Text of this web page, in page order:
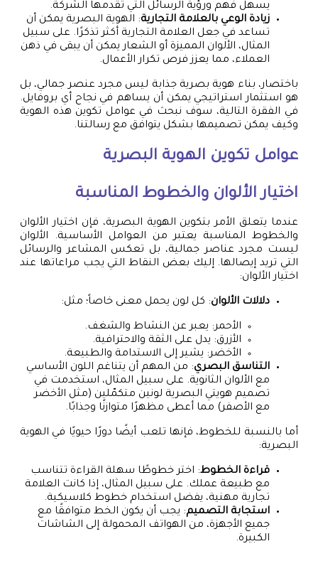
يسهل فهم ورؤية الرسائل التي تقدمها الشركة.
زيادة الوعي بالعلامة التجارية: الهوية البصرية يمكن أن
تساعد في جعل العلامة التجارية أكثر تذكرًا. على سبيل
المثال، الألوان المميزة أو الشعار يمكن أن يبقى في ذهن
العملاء، مما يعزز فرص تكرار الأعمال.
باختصار، بناء هوية بصرية جذابة ليس مجرد عنصر جمالي، بل
هو استثمار استراتيجي يمكن أن يساهم في نجاح أي بروفايل.
في الفقرة التالية، سوف نبحث في عوامل تكوين هذه الهوية
وكيف يمكن تصميمها بشكل يتوافق مع رسالتنا.
عوامل تكوين الهوية البصرية
اختيار الألوان والخطوط المناسبة
عندما يتعلق الأمر بتكوين الهوية البصرية، فإن اختيار الألوان
والخطوط المناسبة يعتبر من العوامل الأساسية. الألوان
ليست مجرد عناصر جمالية، بل تعكس المشاعر والرسائل
التي تريد إيصالها. إليك بعض النقاط التي يجب مراعاتها عند
اختيار الألوان:
دلالات الألوان: كل لون يحمل معنى خاصاً؛ مثل:
الأحمر: يعبر عن النشاط والشغف.
الأزرق: يدل على الثقة والاحترافية.
الأخضر: يشير إلى الاستدامة والطبيعة.
التناسق البصري: من المهم أن يتناغم اللون الأساسي
مع الألوان الثانوية. على سبيل المثال، استخدمت في
تصميم هويتي البصرية لونين متكمّلين (مثل الأخضر
مع الأصفر) مما أعطى مظهرًا متوازنًا وجذابًا.
أما بالنسبة للخطوط، فإنها تلعب أيضًا دورًا حيويًا في الهوية
البصرية:
قراءة الخطوط: اختر خطوطًا سهلة القراءة تتناسب
مع طبيعة عملك. على سبيل المثال، إذا كانت العلامة
تجارية مهنية، يفضل استخدام خطوط كلاسيكية.
استجابة التصميم: يجب أن يكون الخط متوافقًا مع
جميع الأجهزة، من الهواتف المحمولة إلى الشاشات
الكبيرة.